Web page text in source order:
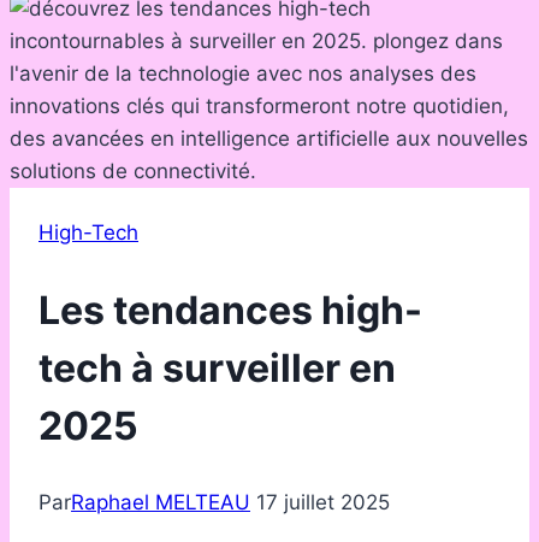
High-Tech
Les tendances high-
tech à surveiller en
2025
ParRaphael MELTEAU 17 juillet 2025